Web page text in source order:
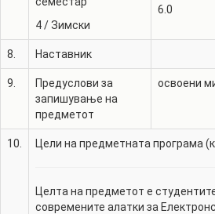
4/Зимски
6.0
8. Наставник
9.
Предуслови за
запишување на
предметот
освоени
10. Цели на предметната програма
Целта на предметот е
современите алатки за